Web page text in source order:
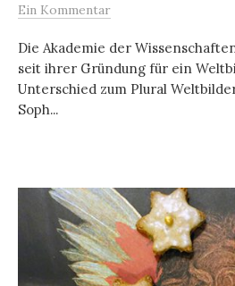
Ein Kommentar
Die Akademie der
seit ihrer Gründung für ein
Unterschied zum Plural
Soph...